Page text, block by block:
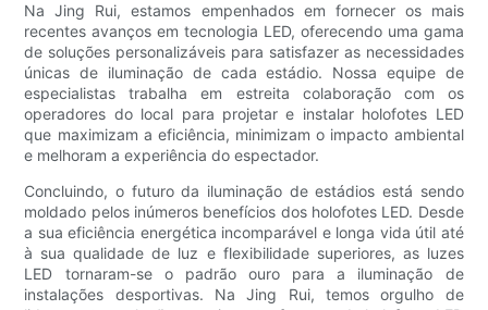
Na Jing Rui, estamos empenhados em fornecer os mais
recentes avanços em tecnologia LED, oferecendo uma gama
de soluções personalizáveis ​​para satisfazer as necessidades
únicas de iluminação de cada estádio. Nossa equipe de
especialistas trabalha em estreita colaboração com os
operadores do local para projetar e instalar holofotes LED
que maximizam a eficiência, minimizam o impacto ambiental
e melhoram a experiência do espectador.
Concluindo, o futuro da iluminação de estádios está sendo
moldado pelos inúmeros benefícios dos holofotes LED. Desde
a sua eficiência energética incomparável e longa vida útil até
à sua qualidade de luz e flexibilidade superiores, as luzes
LED tornaram-se o padrão ouro para a iluminação de
instalações desportivas. Na Jing Rui, temos orgulho de